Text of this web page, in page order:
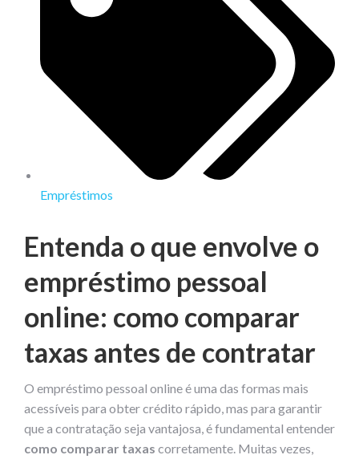
Empréstimos
Entenda o que envolve o
empréstimo pessoal
online: como comparar
taxas antes de contratar
O empréstimo pessoal online é uma das formas mais
acessíveis para obter crédito rápido, mas para garantir
que a contratação seja vantajosa, é fundamental entender
como comparar taxas corretamente. Muitas vezes,